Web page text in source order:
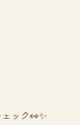
ック👀✨